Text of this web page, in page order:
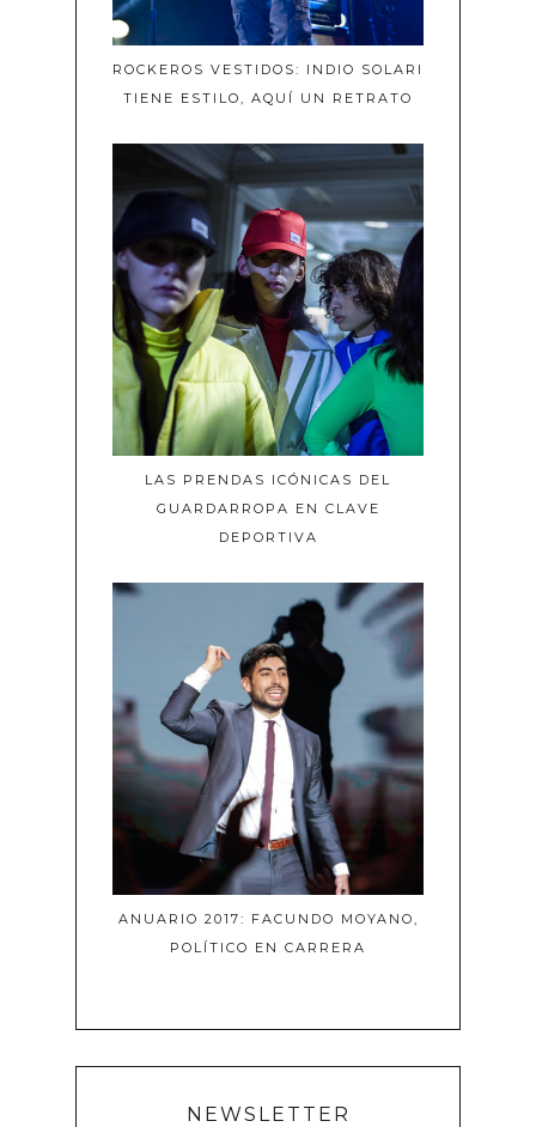
ROCKEROS VESTIDOS: INDIO SOLARI
TIENE ESTILO, AQUÍ UN RETRATO
LAS PRENDAS ICÓNICAS DEL
GUARDARROPA EN CLAVE
DEPORTIVA
ANUARIO 2017: FACUNDO MOYANO,
POLÍTICO EN CARRERA
NEWSLETTER